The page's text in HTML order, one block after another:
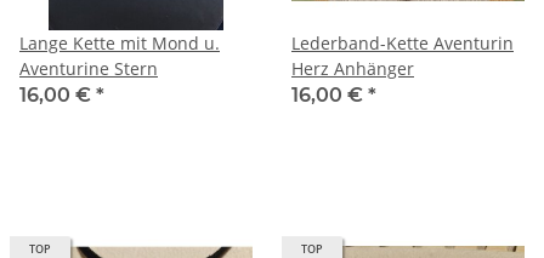
Lange Kette mit Mond u.
Aventurine Stern
16,00 € *
Lederband-Kette Aventurin
Herz Anhänger
16,00 € *
TOP TOP